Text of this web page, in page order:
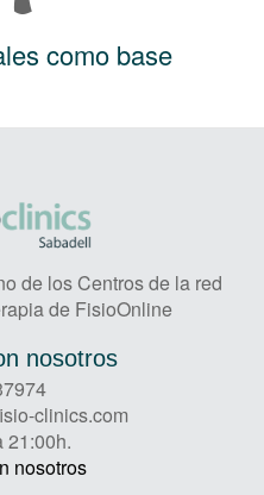
como base
de los Centros de la red
de FisioOnline
nosotros
clinics.com
21:00h.
nosotros